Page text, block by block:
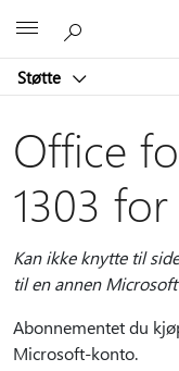
Støtte
Office
1303
Kan ikke knytte til
til en annen
Abonnementet du
Microsoft-konto.